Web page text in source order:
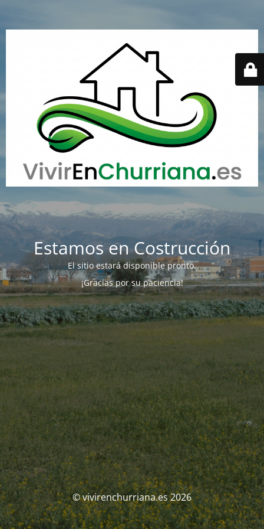
Estamos en Costrucción
El sitio estará disponible pronto.
¡Gracias por su paciencia!
© vivirenchurriana.es 2026